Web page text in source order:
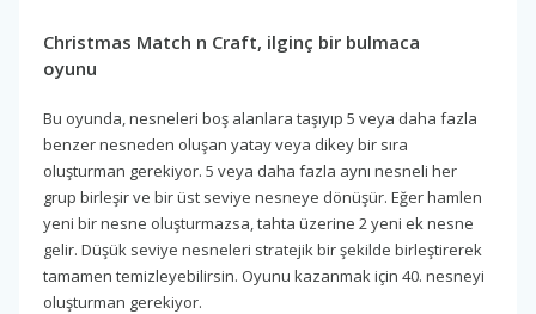
Christmas Match n Craft, ilginç bir bulmaca
oyunu
Bu oyunda, nesneleri boş alanlara taşıyıp 5 veya daha fazla
benzer nesneden oluşan yatay veya dikey bir sıra
oluşturman gerekiyor. 5 veya daha fazla aynı nesneli her
grup birleşir ve bir üst seviye nesneye dönüşür. Eğer hamlen
yeni bir nesne oluşturmazsa, tahta üzerine 2 yeni ek nesne
gelir. Düşük seviye nesneleri stratejik bir şekilde birleştirerek
tamamen temizleyebilirsin. Oyunu kazanmak için 40. nesneyi
oluşturman gerekiyor.